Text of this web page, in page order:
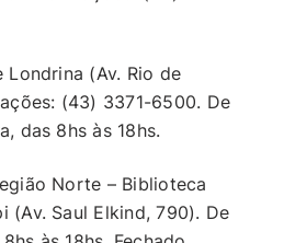
(Av. Rio de
(43) 3371-6500. De
das 8hs às 18hs.
Norte – Biblioteca
(Av. Saul Elkind, 790). De